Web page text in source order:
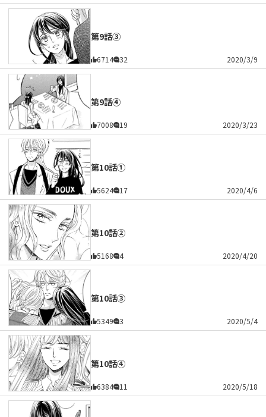
第9話③
6714 32 2020/3/9
第9話④
7008 19 2020/3/23
第10話①
5624 17 2020/4/6
第10話②
5168 4 2020/4/20
第10話③
5349 3 2020/5/4
第10話④
6384 11 2020/5/18